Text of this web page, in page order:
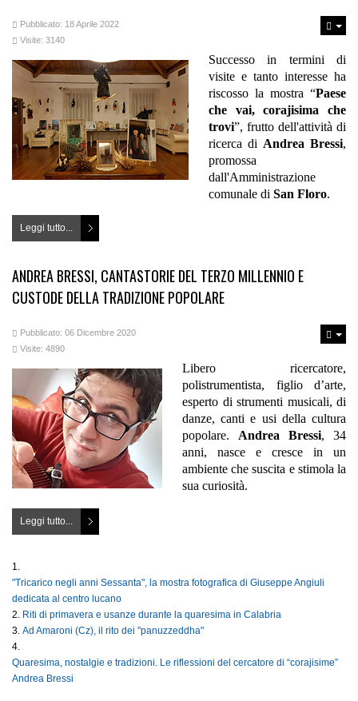
Pubblicato: 18 Aprile 2022
Visite: 3140
Successo in termini di
visite e tanto interesse ha
riscosso la mostra “Paese
che vai, corajisima che
trovi”, frutto dell'attività di
ricerca di Andrea Bressi,
promossa
dall'Amministrazione
comunale di San Floro.
Leggi tutto...
ANDREA BRESSI, CANTASTORIE DEL TERZO MILLENNIO E
CUSTODE DELLA TRADIZIONE POPOLARE
Pubblicato: 06 Dicembre 2020
Visite: 4890
Libero ricercatore,
polistrumentista, figlio d’arte,
esperto di strumenti musicali, di
danze, canti e usi della cultura
popolare. Andrea Bressi, 34
anni, nasce e cresce in un
ambiente che suscita e stimola la
sua curiosità.
Leggi tutto...
"Tricarico negli anni Sessanta", la mostra fotografica di Giuseppe Angiuli
dedicata al centro lucano
Riti di primavera e usanze durante la quaresima in Calabria
Ad Amaroni (Cz), il rito dei "panuzzeddha"
Quaresima, nostalgie e tradizioni. Le riflessioni del cercatore di “corajisime”
Andrea Bressi